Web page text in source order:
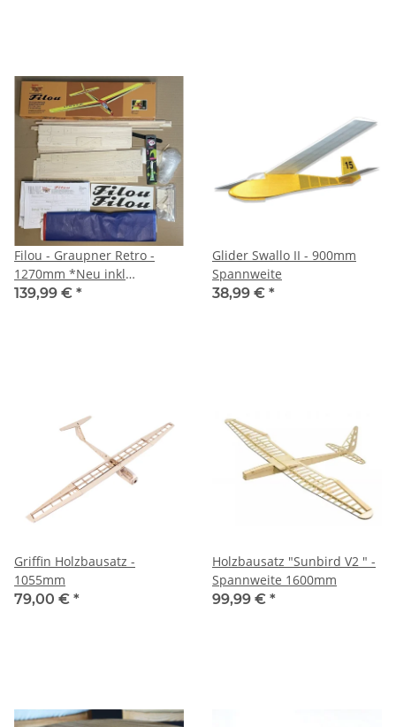
Filou - Graupner Retro -
1270mm *Neu inkl
Motorhalter
139,99 € *
Glider Swallo II - 900mm
Spannweite
38,99 € *
Griffin Holzbausatz -
1055mm
79,00 € *
Holzbausatz "Sunbird V2 " -
Spannweite 1600mm
99,99 € *